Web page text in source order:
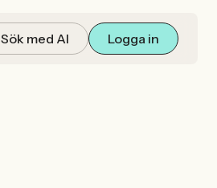
Sök med AI Logga in